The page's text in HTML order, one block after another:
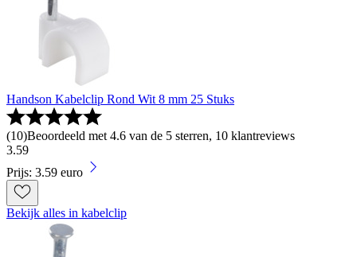
Handson Kabelclip Rond Wit 8 mm 25 Stuks
(10)Beoordeeld met 4.6 van de 5 sterren, 10 klantreviews
3.59
Prijs: 3.59 euro
Bekijk alles in kabelclip